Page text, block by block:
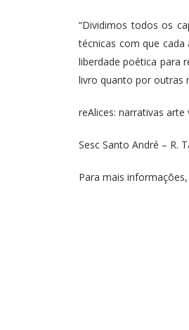
“Dividimos todos os
técnicas com que
liberdade poética para
livro quanto por outras
reAlices: narrativas arte
Sesc Santo André – R.
Para mais